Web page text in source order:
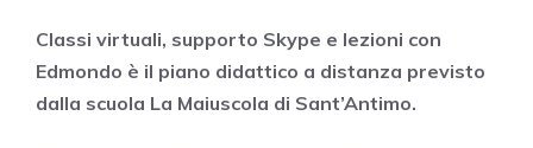
Classi virtuali, supporto Skype e lezioni con
Edmondo è il piano didattico a distanza previsto
dalla scuola La Maiuscola di Sant’Antimo.